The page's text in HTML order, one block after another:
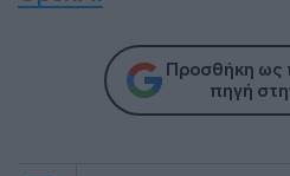
Προσθήκη ως
πηγή